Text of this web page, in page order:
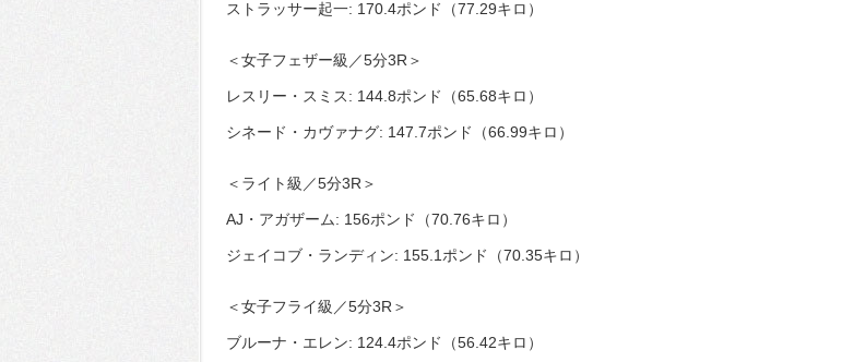
ストラッサー起一: 170.4ポンド（77.29キロ）
＜女子フェザー級／5分3R＞
レスリー・スミス: 144.8ポンド（65.68キロ）
シネード・カヴァナグ: 147.7ポンド（66.99キロ）
＜ライト級／5分3R＞
AJ・アガザーム: 156ポンド（70.76キロ）
ジェイコブ・ランディン: 155.1ポンド（70.35キロ）
＜女子フライ級／5分3R＞
ブルーナ・エレン: 124.4ポンド（56.42キロ）